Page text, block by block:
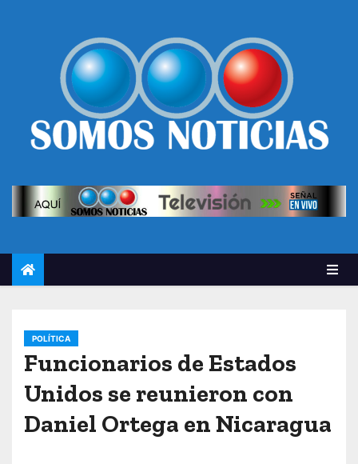
POLÍTICA
Funcionarios de Estados
Unidos se reunieron con
Daniel Ortega en Nicaragua